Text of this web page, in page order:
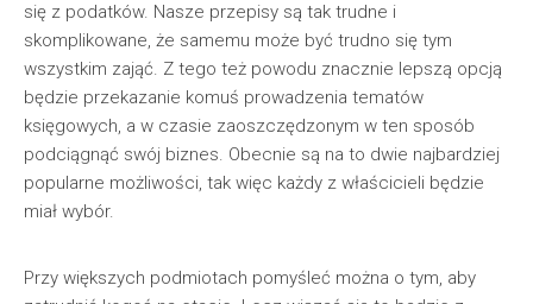
się z podatków. Nasze przepisy są tak trudne i
skomplikowane, że samemu może być trudno się tym
wszystkim zająć. Z tego też powodu znacznie lepszą opcją
będzie przekazanie komuś prowadzenia tematów
księgowych, a w czasie zaoszczędzonym w ten sposób
podciągnąć swój biznes. Obecnie są na to dwie najbardziej
popularne możliwości, tak więc każdy z właścicieli będzie
miał wybór.
Przy większych podmiotach pomyśleć można o tym, aby